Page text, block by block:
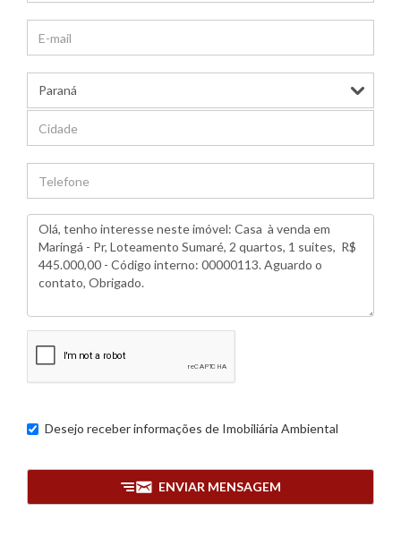
Desejo receber informações de Imobiliária Ambiental
ENVIAR MENSAGEM